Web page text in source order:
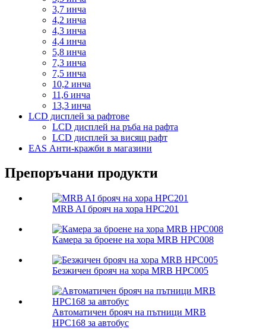
3,7 инча
4,2 инча
4,3 инча
4,4 инча
5,8 инча
7,3 инча
7,5 инча
10,2 инча
11,6 инча
13,3 инча
LCD дисплей за рафтове
LCD дисплей на ръба на рафта
LCD дисплей за висящ рафт
EAS Анти-кражби в магазини
Препоръчани продукти
MRB AI брояч на хора HPC201
Камера за броене на хора MRB HPC008
Безжичен брояч на хора MRB HPC005
Автоматичен брояч на пътници MRB
HPC168 за автобус